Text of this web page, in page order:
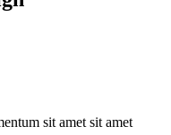
sit amet sit amet